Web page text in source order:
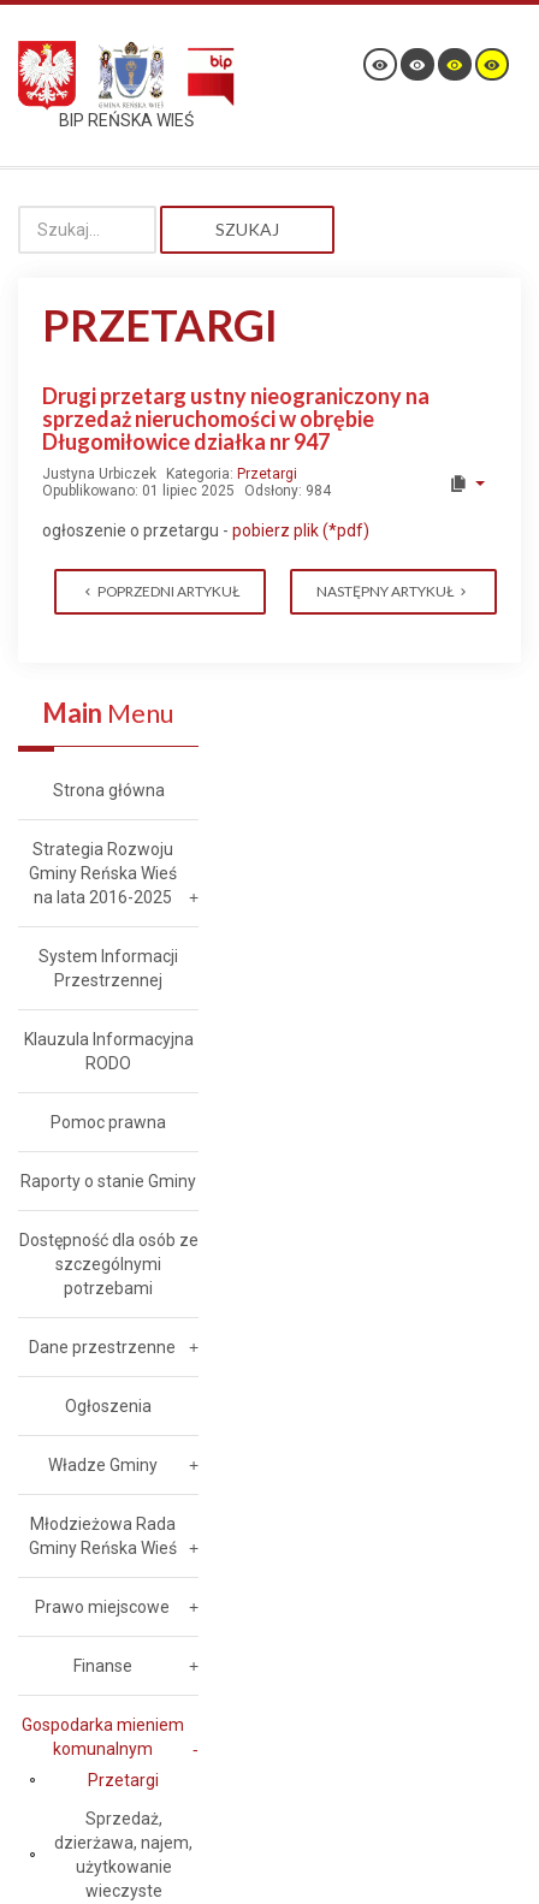
BIP REŃSKA WIEŚ
SZUKAJ
PRZETARGI
Drugi przetarg ustny nieograniczony na
sprzedaż nieruchomości w obrębie
Długomiłowice działka nr 947
Justyna Urbiczek Kategoria: Przetargi
Opublikowano: 01 lipiec 2025
Odsłony: 984
ogłoszenie o przetargu - pobierz plik (*pdf)
POPRZEDNI ARTYKUŁ NASTĘPNY ARTYKUŁ
Main Menu
Strona główna
Strategia Rozwoju
Gminy Reńska Wieś
na lata 2016-2025
System Informacji
Przestrzennej
Klauzula Informacyjna
RODO
Pomoc prawna
Raporty o stanie Gminy
Dostępność dla osób ze
szczególnymi
potrzebami
Dane przestrzenne
Ogłoszenia
Władze Gminy
Młodzieżowa Rada
Gminy Reńska Wieś
Prawo miejscowe
Finanse
Gospodarka mieniem
komunalnym
Przetargi
Sprzedaż,
dzierżawa, najem,
użytkowanie
wieczyste